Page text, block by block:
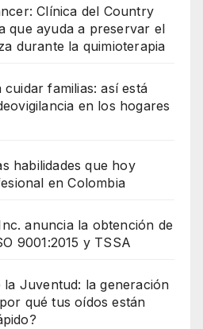
Clínica del Country
que ayuda a preservar el
durante la quimioterapia
familias: así está
en los hogares
habilidades que hoy
en Colombia
anuncia la obtención de
9001:2015 y TSSA
Juventud: la generación
qué tus oídos están